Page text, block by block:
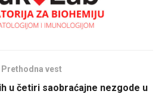
Prethodna vest
u četiri saobraćajne nezgode u